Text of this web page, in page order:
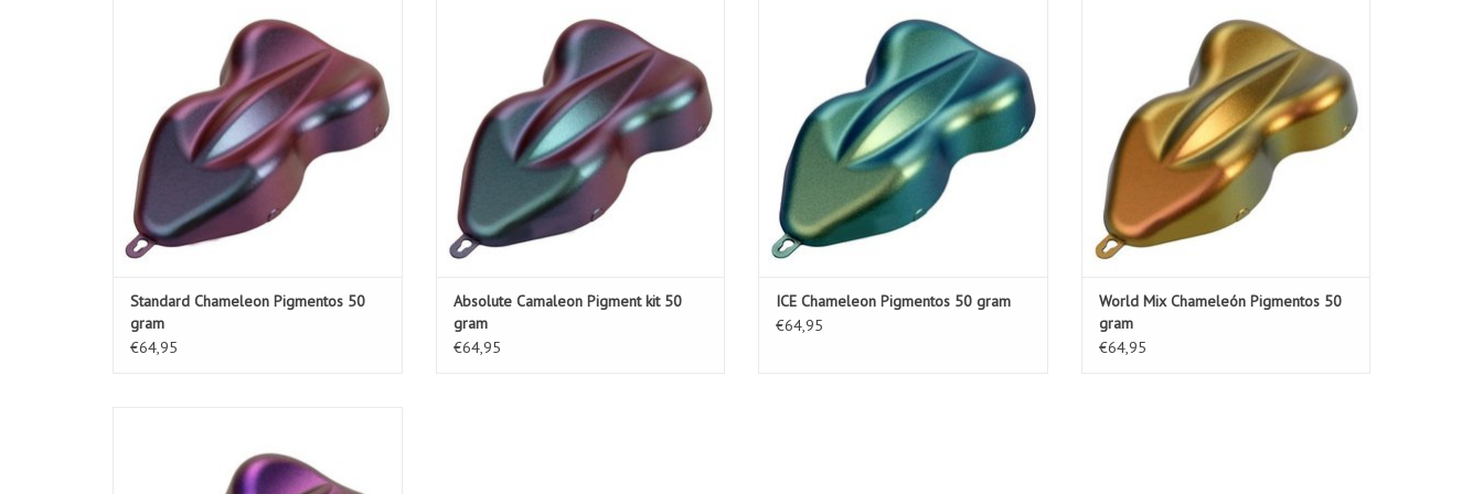
AÑADIR A LA CESTA
Standard Chameleon Pigmentos 50
gram
€64,95
AÑADIR A LA CESTA
Absolute Camaleon Pigment kit 50
gram
€64,95
AÑADIR A LA CESTA
ICE Chameleon Pigmentos 50 gram
€64,95
AÑADIR A LA CESTA
World Mix Chameleón Pigmentos 50
gram
€64,95
AÑADIR A LA CESTA